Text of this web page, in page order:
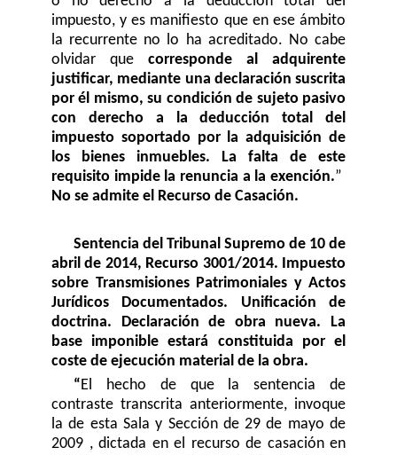
impuesto, y es manifiesto que en ese ámbito
la recurrente no lo ha acreditado. No cabe
olvidar que corresponde al adquirente
justificar, mediante una declaración suscrita
por él mismo, su condición de sujeto pasivo
con derecho a la deducción total del
impuesto soportado por la adquisición de
los bienes inmuebles. La falta de este
requisito impide la renuncia a la exención.”
No se admite el Recurso de Casación.
Sentencia del Tribunal Supremo de 10 de
abril de 2014, Recurso 3001/2014. Impuesto
sobre Transmisiones Patrimoniales y Actos
Jurídicos Documentados. Unificación de
doctrina. Declaración de obra nueva. La
base imponible estará constituida por el
coste de ejecución material de la obra.
“El hecho de que la sentencia de
contraste transcrita anteriormente, invoque
la de esta Sala y Sección de 29 de mayo de
2009 , dictada en el recurso de casación en